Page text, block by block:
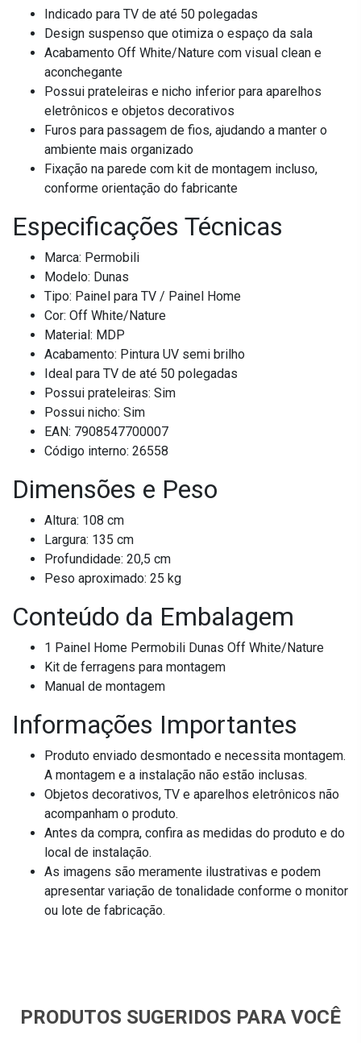
Indicado para TV de até 50 polegadas
Design suspenso que otimiza o espaço da sala
Acabamento Off White/Nature com visual clean e
aconchegante
Possui prateleiras e nicho inferior para aparelhos
eletrônicos e objetos decorativos
Furos para passagem de fios, ajudando a manter o
ambiente mais organizado
Fixação na parede com kit de montagem incluso,
conforme orientação do fabricante
Especificações Técnicas
Marca: Permobili
Modelo: Dunas
Tipo: Painel para TV / Painel Home
Cor: Off White/Nature
Material: MDP
Acabamento: Pintura UV semi brilho
Ideal para TV de até 50 polegadas
Possui prateleiras: Sim
Possui nicho: Sim
EAN: 7908547700007
Código interno: 26558
Dimensões e Peso
Altura: 108 cm
Largura: 135 cm
Profundidade: 20,5 cm
Peso aproximado: 25 kg
Conteúdo da Embalagem
1 Painel Home Permobili Dunas Off White/Nature
Kit de ferragens para montagem
Manual de montagem
Informações Importantes
Produto enviado desmontado e necessita montagem.
A montagem e a instalação não estão inclusas.
Objetos decorativos, TV e aparelhos eletrônicos não
acompanham o produto.
Antes da compra, confira as medidas do produto e do
local de instalação.
As imagens são meramente ilustrativas e podem
apresentar variação de tonalidade conforme o monitor
ou lote de fabricação.
PRODUTOS SUGERIDOS PARA VOCÊ